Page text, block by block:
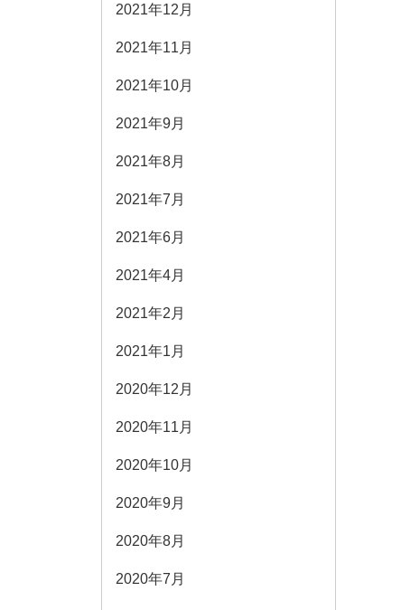
2021年12月
2021年11月
2021年10月
2021年9月
2021年8月
2021年7月
2021年6月
2021年4月
2021年2月
2021年1月
2020年12月
2020年11月
2020年10月
2020年9月
2020年8月
2020年7月